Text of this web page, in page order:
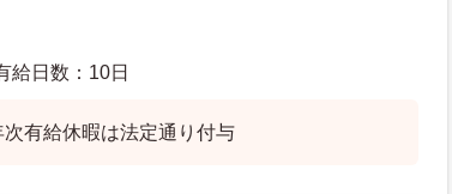
給日数：10日
有給休暇は法定通り付与